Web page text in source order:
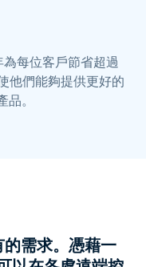
每位客戶節省超過
他們能夠提供更好的
。
需求。憑藉一